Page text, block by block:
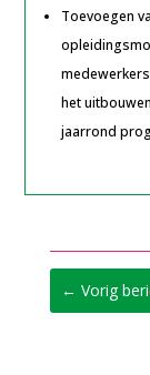
Toevoegen
het
jaarrond
← Vorig